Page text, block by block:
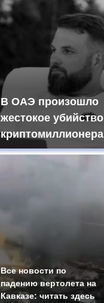
В ОАЭ произошло
жестокое убийство
криптомиллионера
Все новости по
падению вертолета на
Кавказе: читать здесь